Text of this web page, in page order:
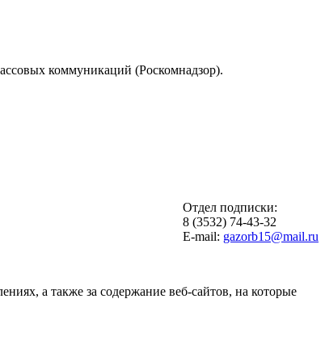
коммуникаций (Роскомнадзор).
Отдел подписки:
8 (3532) 74-43-32
E-mail: gazorb15@mail.ru
а также за содержание веб-сайтов, на которые